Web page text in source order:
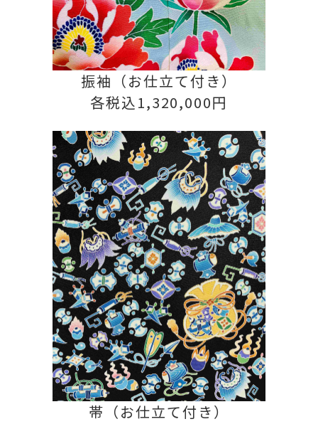
振袖（お仕立て付き）
各税込1,320,000円
帯（お仕立て付き）